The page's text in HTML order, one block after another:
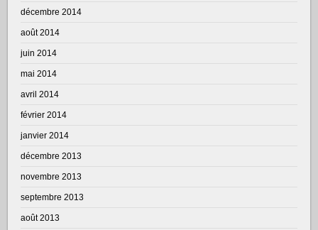
décembre 2014
août 2014
juin 2014
mai 2014
avril 2014
février 2014
janvier 2014
décembre 2013
novembre 2013
septembre 2013
août 2013